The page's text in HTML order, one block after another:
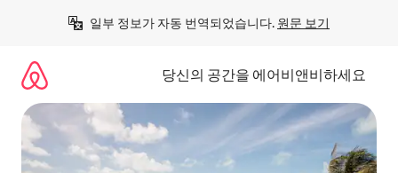
일부 정보가 자동 번역되었습니다. 원문 보기
당신의 공간을 에어비앤비하세요